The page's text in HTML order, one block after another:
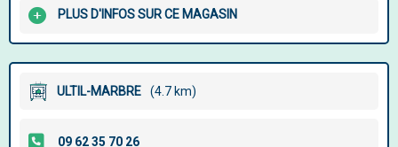
PLUS D'INFOS SUR CE MAGASIN
ULTIL-MARBRE (4.7 km)